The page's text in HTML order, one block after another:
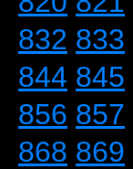
832 833
844 845
856 857
868 869